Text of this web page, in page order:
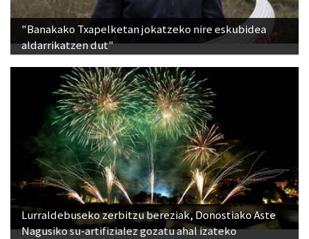
"Banakako Txapelketan jokatzeko nire eskubidea
aldarrikatzen dut"
Lurraldebuseko zerbitzu bereziak, Donostiako Aste
Nagusiko su-artifizialez gozatu ahal izateko